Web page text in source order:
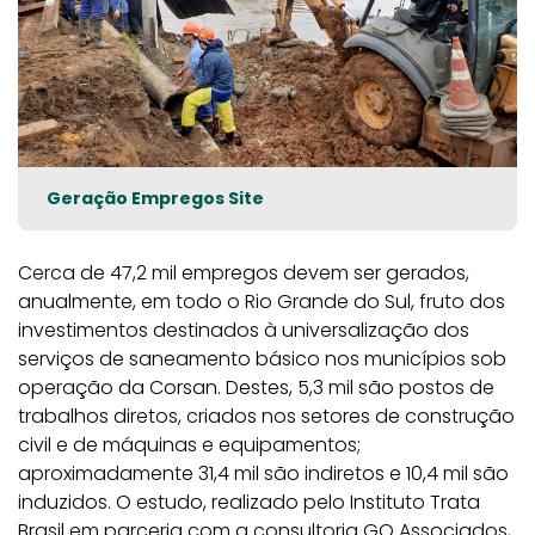
Geração Empregos Site
Cerca de 47,2 mil empregos devem ser gerados,
anualmente, em todo o Rio Grande do Sul, fruto dos
investimentos destinados à universalização dos
serviços de saneamento básico nos municípios sob
operação da Corsan. Destes, 5,3 mil são postos de
trabalhos diretos, criados nos setores de construção
civil e de máquinas e equipamentos;
aproximadamente 31,4 mil são indiretos e 10,4 mil são
induzidos. O estudo, realizado pelo Instituto Trata